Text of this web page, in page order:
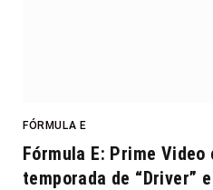
FÓRMULA E
Fórmula E: Prime Video
temporada de “Driver”